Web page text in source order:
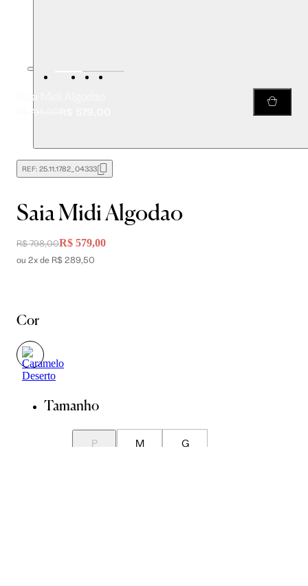
Saia Midi Algodao
R$ 798,00
REF: 25.11.1782_04333
Saia Midi Algodao
R$ 798,00R$ 579,00
ou 2x de R$ 289,50
Cor
Tamanho
P M G